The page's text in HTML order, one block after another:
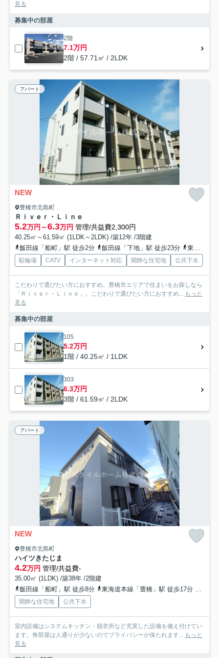
見る
募集中の部屋
2階
7.1万円
2階 / 57.71㎡ / 2LDK
アパート
NEW
豊橋市北島町
Ｒｉｖｅｒ・Ｌｉｎｅ
5.2万円～6.3万円 管理/共益費2,300円
40.25㎡～61.59㎡ (1LDK～2LDK) /築12年 /3階建
飯田線「船町」駅 徒歩2分
飯田線「下地」駅 徒歩23分 東海道本線「豊橋」駅 徒歩24分
駐輪場 CATV インターネット対応 閑静な住宅地 公共下水
こだわりで選びたい方におすすめ。豊橋市エリアで住まいをお探しなら
「Ｒｉｖｅｒ・Ｌｉｎｅ」。こだわりで選びたい方におすすめ... もっと
見る
募集中の部屋
105
5.2万円
1階 / 40.25㎡ / 1LDK
303
6.3万円
3階 / 61.59㎡ / 2LDK
アパート
NEW
豊橋市北島町
ハイツきたじま
4.2万円 管理/共益費-
35.00㎡ (1LDK) /築38年 /2階建
飯田線「船町」駅 徒歩8分
東海道本線「豊橋」駅 徒歩17分 豊橋
閑静な住宅地 公共下水
室内設備はシステムキッチン・脱衣所など充実した設備を備え付けてい
ます。角部屋は人通りが少ないのでプライバシーが保たれます... もっと
見る